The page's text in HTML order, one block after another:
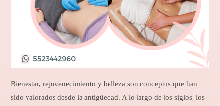
Bienestar, rejuvenecimiento y belleza son conceptos que han
sido valorados desde la antigüedad. A lo largo de los siglos, los